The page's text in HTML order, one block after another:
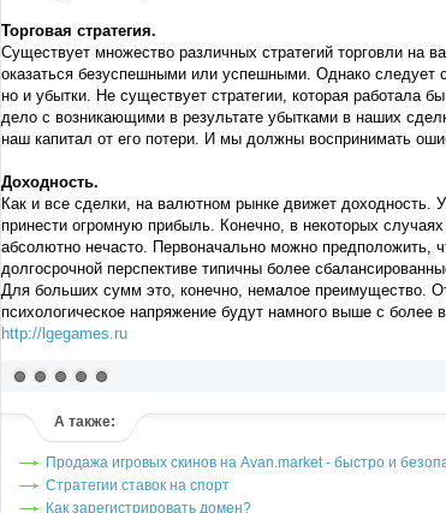
Торговая стратегия.
Существует множество различных стратегий торговли на
оказаться безуспешными или успешными. Однако следует
но и убытки. Не существует стратегии, которая работала
дело с возникающими в результате убытками в наших
наш капитал от его потери. И мы должны воспринимать
Доходность.
Как и все сделки, на валютном рынке движет доходность.
принести огромную прибыль. Конечно, в некоторых
абсолютно нечасто. Первоначально можно предположить,
долгосрочной перспективе типичны более
Для больших сумм это, конечно, немалое преимущество.
психологическое напряжение будут намного выше с более
http://lgegames.ru
А также:
Продажа игровых скинов на Avan.market - быстро и
Стратегии ставок на спорт
Как зарегистрировать домен?